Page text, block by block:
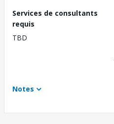
Services de consultants
requis
TBD
Notes